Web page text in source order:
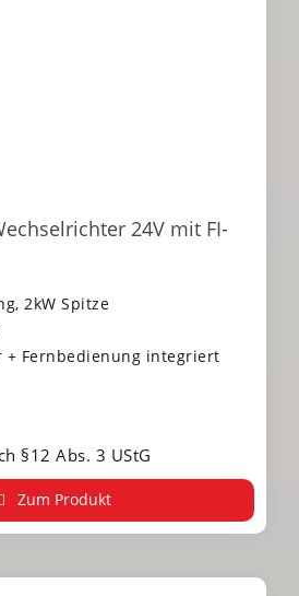
24V mit FI-
2kW Spitze
+ Fernbedienung integriert
§12 Abs. 3 UStG
Zum Produkt